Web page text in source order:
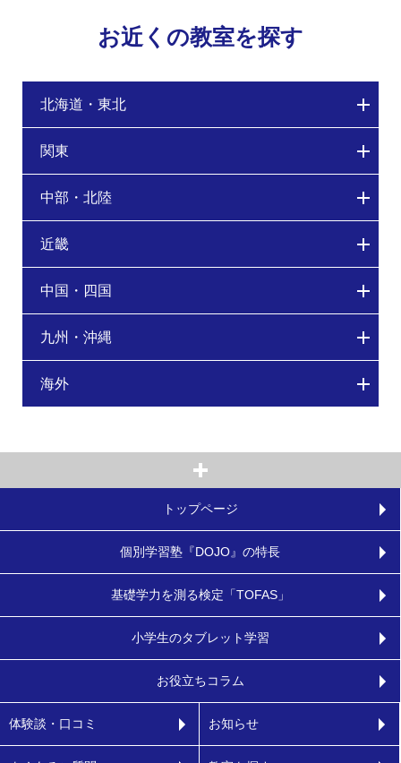
お近くの教室を探す
北海道・東北
関東
中部・北陸
近畿
中国・四国
九州・沖縄
海外
トップページ
個別学習塾『DOJO』の特長
基礎学力を測る検定「TOFAS」
小学生のタブレット学習
お役立ちコラム
体験談・口コミ お知らせ